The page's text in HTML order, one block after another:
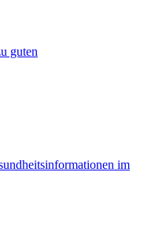
guten
im